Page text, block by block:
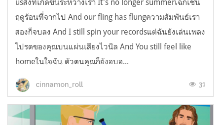
usสิ่งที่เกิดขึ้นระหว่างเรา It's no longer summerเฉกเช่น
ฤดูร้อนที่จากไป And our fling has flungความสัมพันธ์เรา
สองก็จบลง And I still spin your recordsแต่ฉันยังเล่นเพลง
โปรดของคุณบนแผ่นเสียงไวนิล And You still feel like
homeในใจฉัน ตัวตนคุณก็ยังอบอ...
cinnamon_roll 31